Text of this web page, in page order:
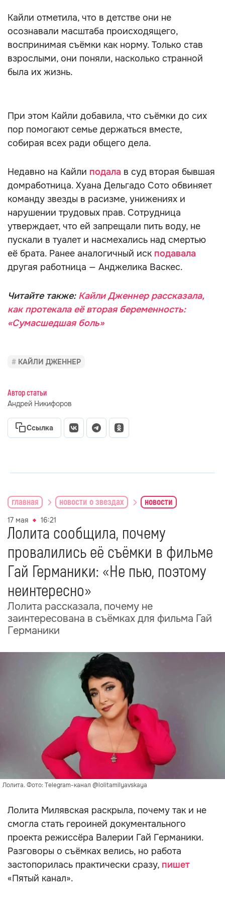
Кайли отметила, что в детстве они не
осознавали масштаба происходящего,
воспринимая съёмки как норму. Только став
взрослыми, они поняли, насколько странной
была их жизнь.
При этом Кайли добавила, что съёмки до сих
пор помогают семье держаться вместе,
собирая всех ради общего дела.
Недавно на Кайли подала в суд вторая бывшая
домработница. Хуана Дельгадо Сото обвиняет
команду звезды в расизме, унижениях и
нарушении трудовых прав. Сотрудница
утверждает, что ей запрещали пить воду, не
пускали в туалет и насмехались над смертью
её брата. Ранее аналогичный иск подавала
другая работница — Анджелика Васкес.
Читайте также: Кайли Дженнер рассказала,
как протекала её вторая беременность:
«Сумасшедшая боль»
КАЙЛИ ДЖЕННЕР
Автор статьи
Андрей Никифоров
Ссылка
главная новости о звездах новости
17 мая 16:21
Лолита сообщила, почему
провалились её съёмки в фильме
Гай Германики: «Не пью, поэтому
неинтересно»
Лолита рассказала, почему не
заинтересована в съёмках для фильма Гай
Германики
Лолита. Фото: Тelegram-канал @lolitamilyavskaya
Лолита Милявская раскрыла, почему так и не
смогла стать героиней документального
проекта режиссёра Валерии Гай Германики.
Разговоры о съёмках велись, но работа
застопорилась практически сразу, пишет
«Пятый канал».